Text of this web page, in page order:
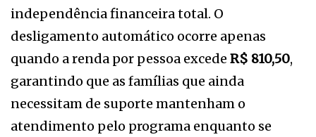
independência financeira total. O
desligamento automático ocorre apenas
quando a renda por pessoa excede R$ 810,50,
garantindo que as famílias que ainda
necessitam de suporte mantenham o
atendimento pelo programa enquanto se